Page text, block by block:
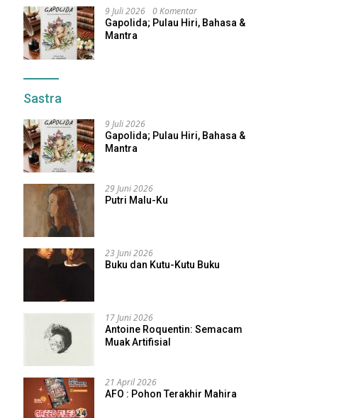
9 Juli 2026 0 Komentar
Gapolida; Pulau Hiri, Bahasa &
Mantra
Sastra
9 Juli 2026
Gapolida; Pulau Hiri, Bahasa &
Mantra
29 Juni 2026
Putri Malu-Ku
23 Juni 2026
Buku dan Kutu-Kutu Buku
17 Juni 2026
Antoine Roquentin: Semacam
Muak Artifisial
21 April 2026
AFO : Pohon Terakhir Mahira